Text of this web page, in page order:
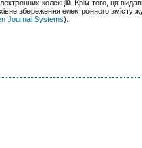
колекцій. Крім того, ця
збереження електронного змісту
Journal Systems).